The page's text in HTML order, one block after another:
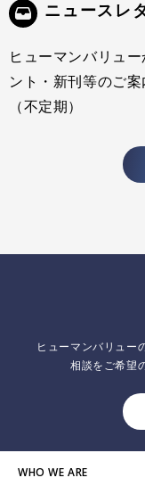
ニュースレ
ヒューマンバリュ
ント・新刊等のご
（不定期）
ヒューマンバリュー
相談をご希望
WHO WE ARE